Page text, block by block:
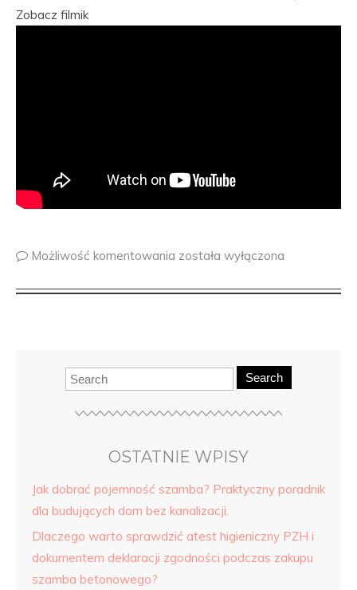
Zobacz filmik
Możliwość komentowania została wyłączona
Search
OSTATNIE WPISY
Jak dobrać pojemność szamba? Praktyczny poradnik
dla budujących dom bez kanalizacji.
Dlaczego warto sprawdzić atest higieniczny PZH i
dokumentem deklaracji zgodności podczas zakupu
szamba betonowego?